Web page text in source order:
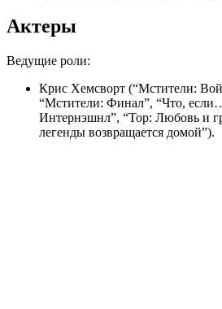
Актеры
Ведущие роли:
Крис Хемсворт (“Мстители:
“Мстители: Финал”, “Что,
Интернэшнл”, “Тор: Любовь и
легенды возвращается домой”).